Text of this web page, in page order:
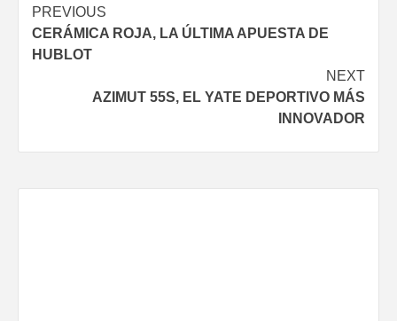
Continue
Reading
PREVIOUS
CERÁMICA ROJA, LA ÚLTIMA APUESTA DE
HUBLOT
NEXT
AZIMUT 55S, EL YATE DEPORTIVO MÁS
INNOVADOR